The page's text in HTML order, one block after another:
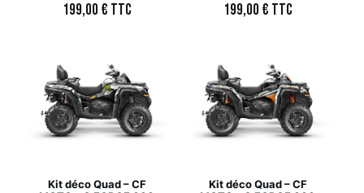
199,00€ TTC 199,00€ TTC
Kit déco Quad – CF
Kit déco Quad – CF